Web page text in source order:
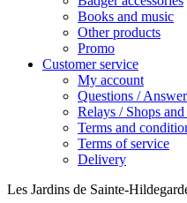
Books and music
Other products
Promo
Customer service
My account
Questions /
Relays / Shops
Terms and
Terms of service
Delivery
Les Jardins de Sainte-